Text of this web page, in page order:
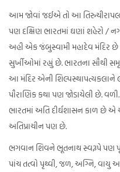
આમ જોવાં જઈએ તો આ
પણ દક્ષિણ ભારતમાં ઘણાં શહેરો /
અહી એક જંબુસ્વામી મહાદેવ મંદિર
સુર્ખીઓમાં રહ્યું છે. ભારતના સૌથી
આ મંદિર એની શિલ્પસ્થાપત્યકલાને
પૌરાણિક કથા પણ જોડાયેલી છે.
ભારતમાં અતિ દીર્ઘશાસન કાળ છે
અતિપ્રાચીન પણ છે.
ભગવાન શિવને ભૂતનાથ સ્વરૂપે પણ
પાંચ તત્વો પૃથ્વી, જળ, અગ્નિ, વાયુ